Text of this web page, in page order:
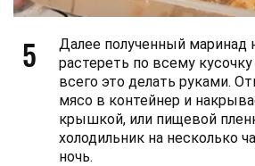
5
Далее полученный маринад
растереть по всему
всего это делать руками.
мясо в контейнер и
крышкой, или пищевой
холодильник на несколько
ночь.